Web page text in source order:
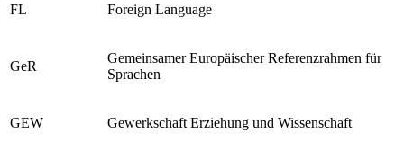
FL Foreign Language
GeR
Gemeinsamer Europäischer Referenzrahmen für
Sprachen
GEW Gewerkschaft Erziehung und Wissenschaft